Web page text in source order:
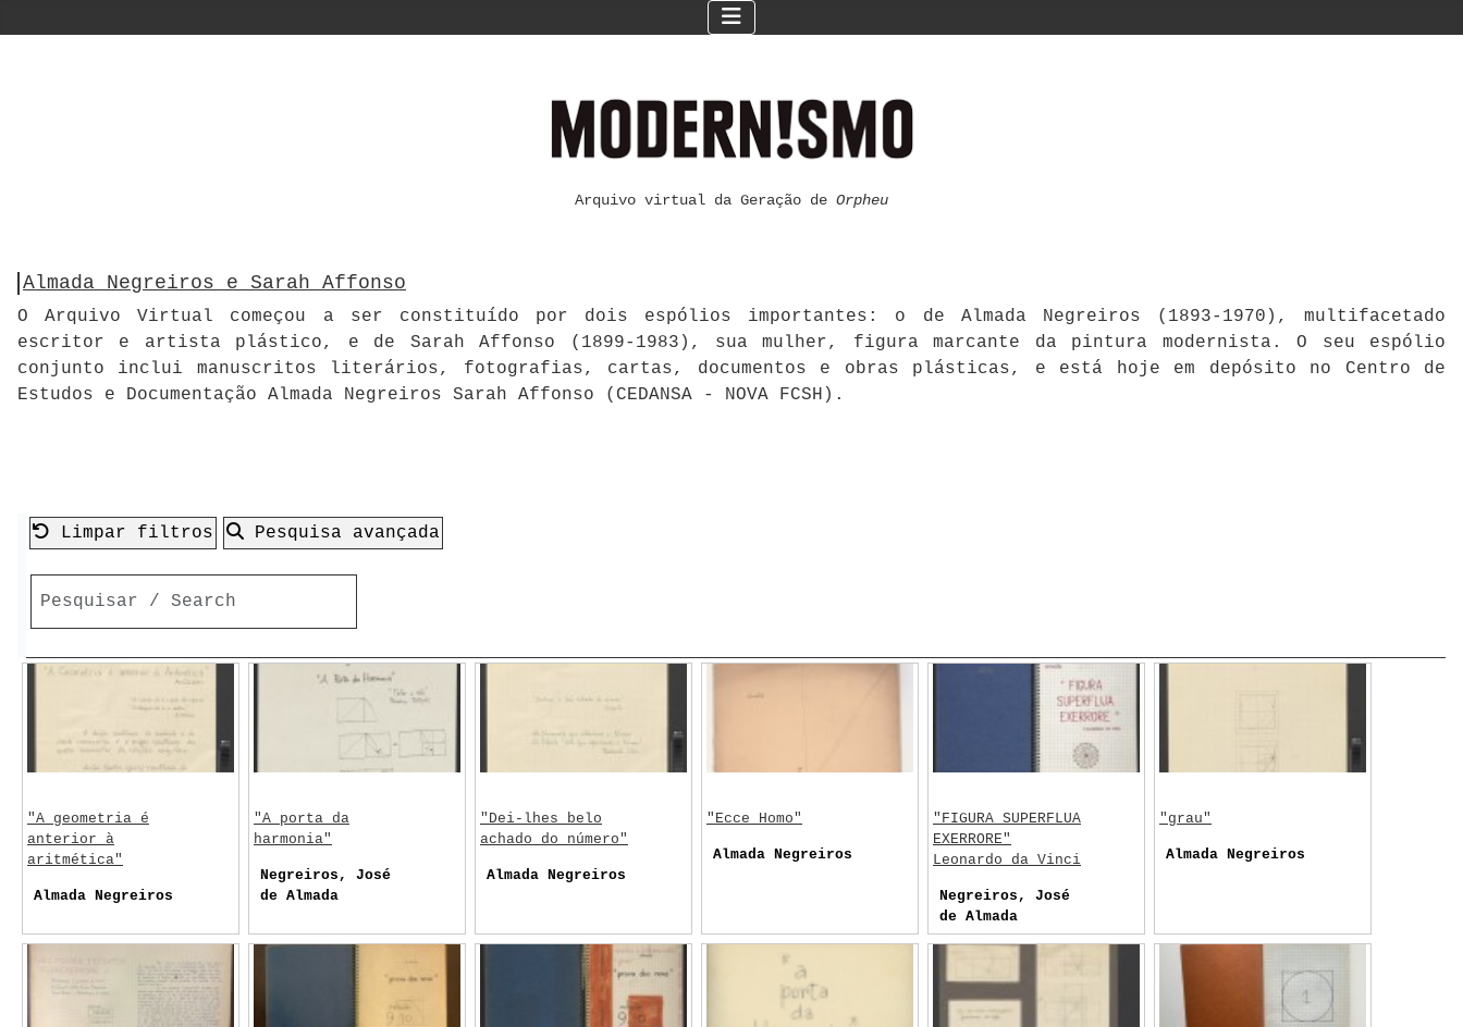
Arquivo virtual da Geração de Orpheu
Almada Negreiros e Sarah Affonso
O Arquivo Virtual começou a ser constituído por dois espólios importantes: o de Almada Negreiros (1893-1970), multifacetado
escritor e artista plástico, e de Sarah Affonso (1899-1983), sua mulher, figura marcante da pintura modernista. O seu espólio
conjunto inclui manuscritos literários, fotografias, cartas, documentos e obras plásticas, e está hoje em depósito no Centro de
Estudos e Documentação Almada Negreiros Sarah Affonso (CEDANSA - NOVA FCSH).
Limpar filtros Pesquisa avançada
"A geometria é
anterior à
aritmética"
Almada Negreiros
"A porta da
harmonia"
Negreiros, José
de Almada
"Dei-lhes belo
achado do número"
Almada Negreiros
"Ecce Homo"
Almada Negreiros
"FIGURA SUPERFLUA
EXERRORE"
Leonardo da Vinci
Negreiros, José
de Almada
"grau"
Almada Negreiros